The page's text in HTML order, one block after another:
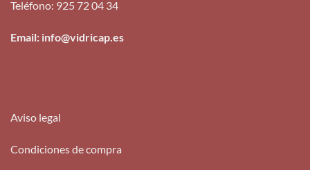
Teléfono: 925 72 04 34
Email: info@vidricap.es
Aviso legal
Condiciones de compra